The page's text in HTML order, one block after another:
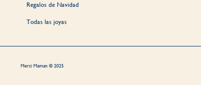
Regalos de Navidad
Todas las joyas
Merci Maman © 2025